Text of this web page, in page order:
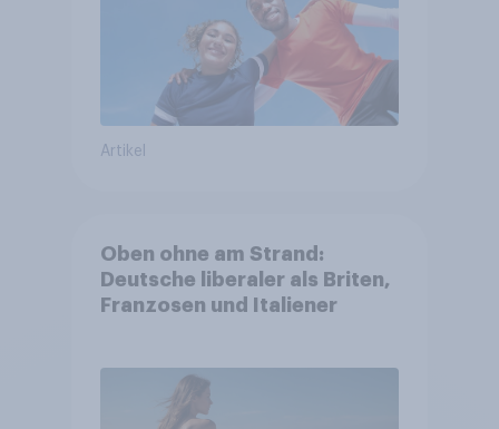
Artikel
Oben ohne am Strand:
Deutsche liberaler als Briten,
Franzosen und Italiener